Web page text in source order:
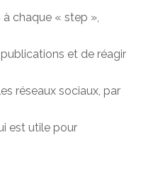
chaque « step »,
et de réagir
réseaux sociaux, par
est utile pour